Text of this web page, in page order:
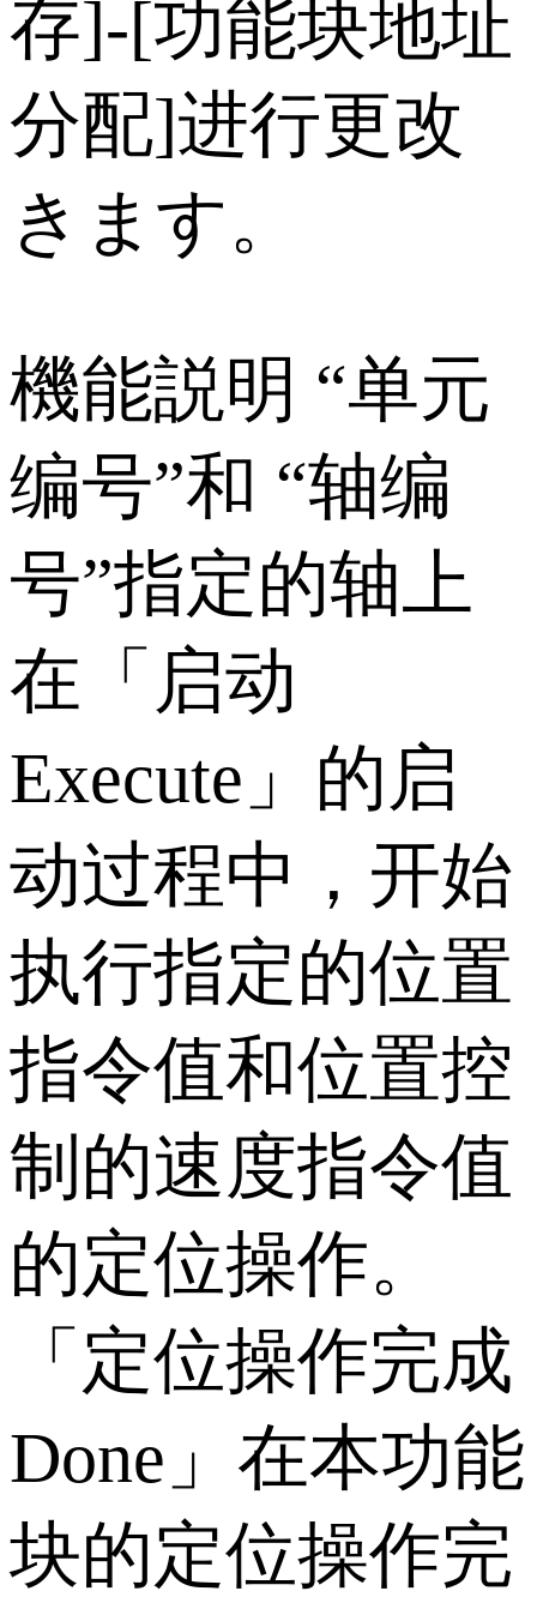
存]‑[功能块地址
分配]进行更改
きます。
機能説明 “单元
编号”和 “轴编
号”指定的轴上
在「启动
Execute」的启
动过程中，开始
执行指定的位置
指令值和位置控
制的速度指令值
的定位操作。
「定位操作完成
Done」在本功能
块的定位操作完